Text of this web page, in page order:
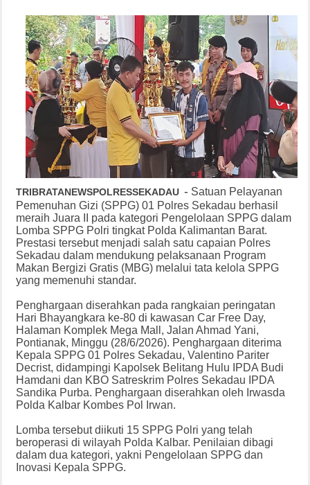
TRIBRATANEWSPOLRESSEKADAU - Satuan Pelayanan
Pemenuhan Gizi (SPPG) 01 Polres Sekadau berhasil
meraih Juara II pada kategori Pengelolaan SPPG dalam
Lomba SPPG Polri tingkat Polda Kalimantan Barat.
Prestasi tersebut menjadi salah satu capaian Polres
Sekadau dalam mendukung pelaksanaan Program
Makan Bergizi Gratis (MBG) melalui tata kelola SPPG
yang memenuhi standar.
Penghargaan diserahkan pada rangkaian peringatan
Hari Bhayangkara ke-80 di kawasan Car Free Day,
Halaman Komplek Mega Mall, Jalan Ahmad Yani,
Pontianak, Minggu (28/6/2026). Penghargaan diterima
Kepala SPPG 01 Polres Sekadau, Valentino Pariter
Decrist, didampingi Kapolsek Belitang Hulu IPDA Budi
Hamdani dan KBO Satreskrim Polres Sekadau IPDA
Sandika Purba. Penghargaan diserahkan oleh Irwasda
Polda Kalbar Kombes Pol Irwan.
Lomba tersebut diikuti 15 SPPG Polri yang telah
beroperasi di wilayah Polda Kalbar. Penilaian dibagi
dalam dua kategori, yakni Pengelolaan SPPG dan
Inovasi Kepala SPPG.